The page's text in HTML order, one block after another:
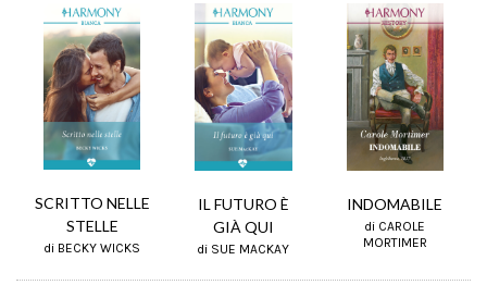
SCRITTO NELLE
STELLE
di BECKY WICKS
IL FUTURO È
GIÀ QUI
di SUE MACKAY
INDOMABILE
di CAROLE
MORTIMER